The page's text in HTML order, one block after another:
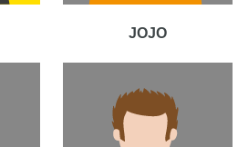
JOJO